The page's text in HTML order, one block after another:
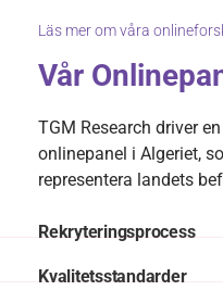
Läs mer om våra
Vår
TGM Research driver
onlinepanel i Algeriet,
representera landets
Rekryteringsprocess
Kvalitetsstandarder